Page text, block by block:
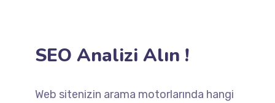
SEO Analizi Alın !
Web sitenizin arama motorlarında hangi